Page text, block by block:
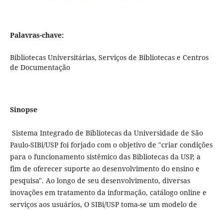
Palavras-chave:
Bibliotecas Universitárias, Serviços de Bibliotecas e Centros
de Documentação
Sinopse
Sistema Integrado de Bibliotecas da Universidade de São
Paulo-SIBi/USP foi forjado com o objetivo de "criar condições
para o funcionamento sistêmico das Bibliotecas da USP, a
fim de oferecer suporte ao desenvolvimento do ensino e
pesquisa". Ao longo de seu desenvolvimento, diversas
inovações em tratamento da informação, catálogo online e
serviços aos usuários, O SIBi/USP toma-se um modelo de